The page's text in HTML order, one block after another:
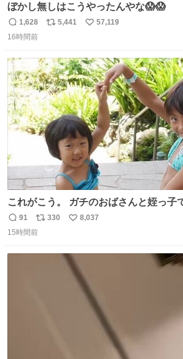
ぼかし無しはこうやったんやな😱😱
返
信
1,628
リ
ト
数
5,441
い
数
57,119
16時間前
これがこう。 ガチのおばさんと姪っ子です。 （身長抜かさ
返
信
91
リ
ポ
330
い
数
8,037
15時間前